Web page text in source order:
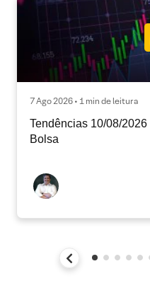
7 Ago 2026 • 1 min de leitura
Tendências 10/08/
Bolsa